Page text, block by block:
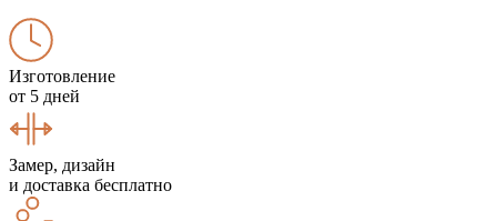
Изготовление
от 5 дней
Замер, дизайн
и доставка бесплатно